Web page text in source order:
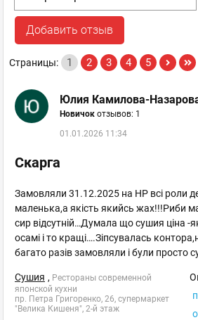
Добавить отзыв
Страницы: 1 2 3 4 5
Юлия Камилова-
Новичок отзывов: 1
01.01.2026 11:34
Скарга
Замовляли 31.12.2025 на НР всі роли
маленька,а якість якийсь жах!!!Риби
сир відсутній…Думала що сушия ціна -
осамі і то кращі….Зіпсувалась
багато разів замовляли і були просто
Сушия , Рестораны современной
японской кухни
пр. Петра Григоренко, 26, супермаркет
"Велика Кишеня", 2-й этаж